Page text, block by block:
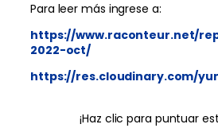
Para leer más ingrese a:
https://www.raconteur.net/
2022-oct/
https://res.cloudinary.com/
¡Haz clic para puntuar